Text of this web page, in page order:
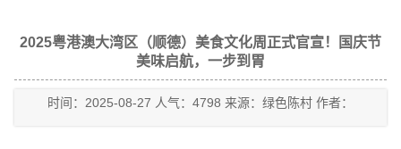
2025粤港澳大湾区（顺德）美食文化周正式官宣！国庆节
美味启航，一步到胃
时间：2025-08-27 人气：4798 来源：绿色陈村 作者：